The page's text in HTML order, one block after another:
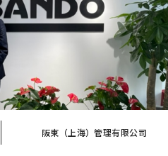
阪東（上海）管理有限公司